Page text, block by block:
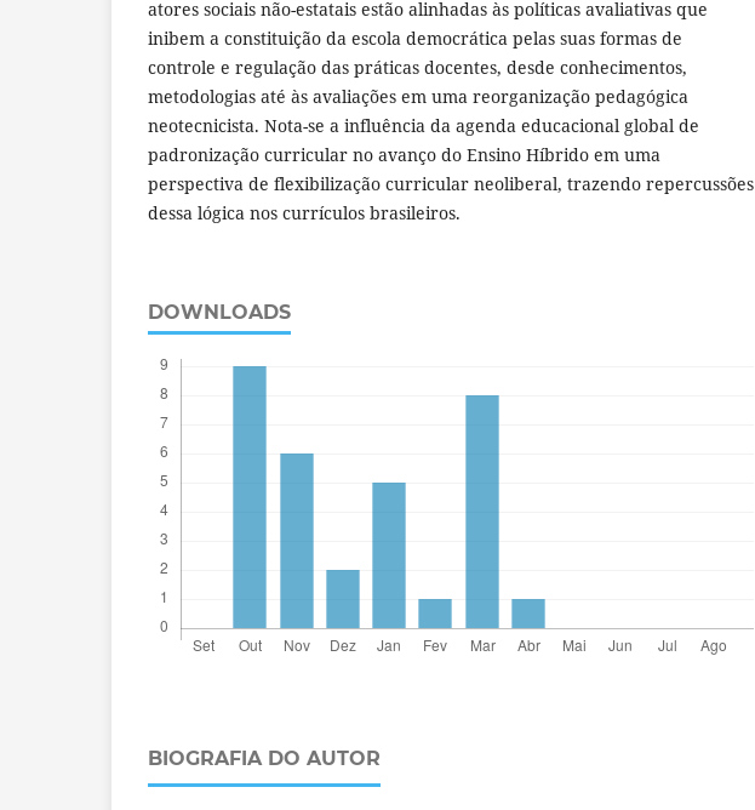
atores sociais não-estatais estão alinhadas às políticas avaliativas que
inibem a constituição da escola democrática pelas suas formas de
controle e regulação das práticas docentes, desde conhecimentos,
metodologias até às avaliações em uma reorganização pedagógica
neotecnicista. Nota-se a influência da agenda educacional global de
padronização curricular no avanço do Ensino Híbrido em uma
perspectiva de flexibilização curricular neoliberal, trazendo repercussões
dessa lógica nos currículos brasileiros.
DOWNLOADS
BIOGRAFIA DO AUTOR